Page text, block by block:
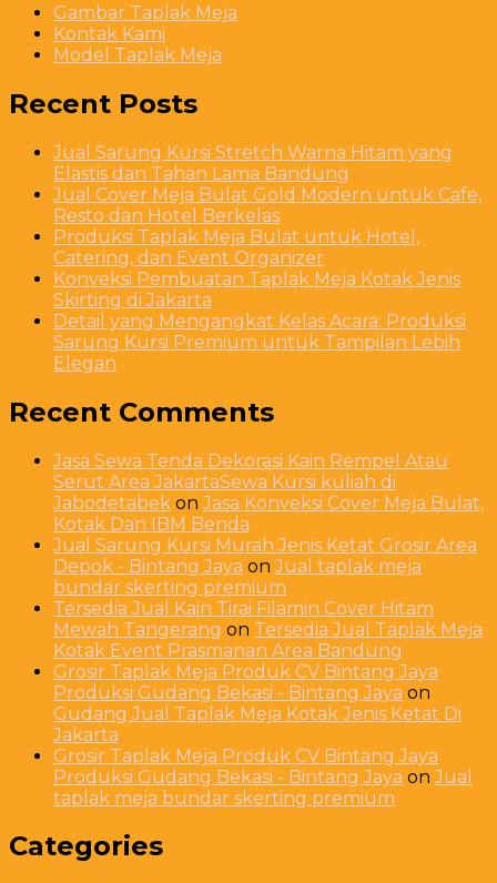
Gambar Taplak Meja
Kontak Kami
Model Taplak Meja
Recent Posts
Jual Sarung Kursi Stretch Warna Hitam yang
Elastis dan Tahan Lama Bandung
Jual Cover Meja Bulat Gold Modern untuk Cafe,
Resto dan Hotel Berkelas
Produksi Taplak Meja Bulat untuk Hotel,
Catering, dan Event Organizer
Konveksi Pembuatan Taplak Meja Kotak Jenis
Skirting di Jakarta
Detail yang Mengangkat Kelas Acara: Produksi
Sarung Kursi Premium untuk Tampilan Lebih
Elegan
Recent Comments
Jasa Sewa Tenda Dekorasi Kain Rempel Atau
Serut Area JakartaSewa Kursi kuliah di
Jabodetabek onJasa Konveksi Cover Meja Bulat,
Kotak Dan IBM Benda
Jual Sarung Kursi Murah Jenis Ketat Grosir Area
Depok - Bintang Jaya onJual taplak meja
bundar skerting premium
Tersedia Jual Kain Tirai Filamin Cover Hitam
Mewah Tangerang on Tersedia Jual Taplak Meja
Kotak Event Prasmanan Area Bandung
Grosir Taplak Meja Produk CV Bintang Jaya
Produksi Gudang Bekasi - Bintang Jaya on
Gudang Jual Taplak Meja Kotak Jenis Ketat Di
Jakarta
Grosir Taplak Meja Produk CV Bintang Jaya
Produksi Gudang Bekasi - Bintang Jaya onJual
taplak meja bundar skerting premium
Categories